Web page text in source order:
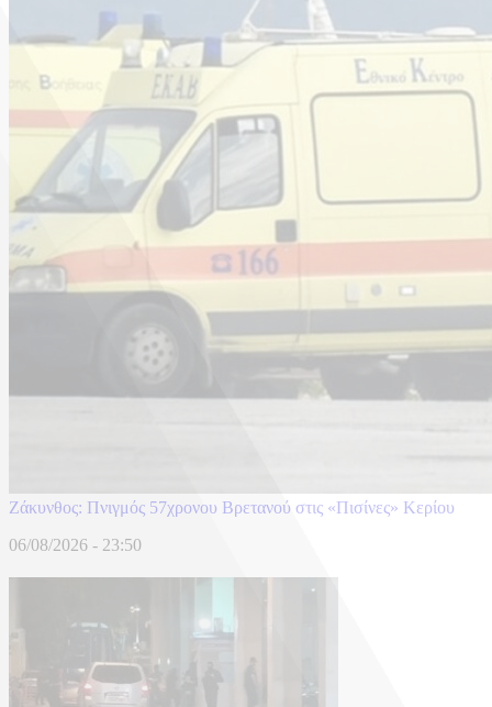
Ζάκυνθος: Πνιγμός 57χρονου Βρετανού στις «Πισίνες» Κερίου
06/08/2026 - 23:50